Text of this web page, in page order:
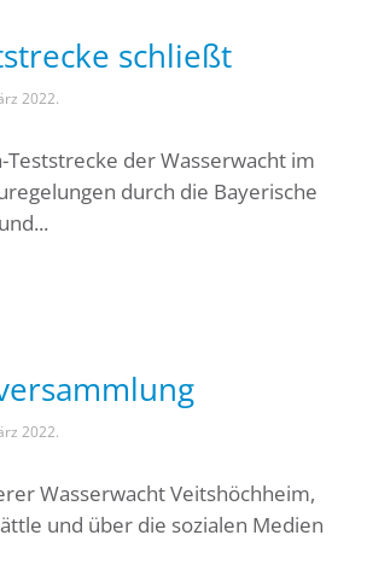
schließt
2022.
Teststrecke der Wasserwacht im
durch die Bayerische
2022.
Wasserwacht Veitshöchheim,
und über die sozialen Medien